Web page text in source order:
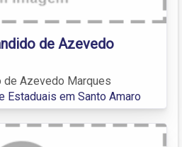
de Azevedo
de Azevedo Marques
Estaduais em Santo Amaro